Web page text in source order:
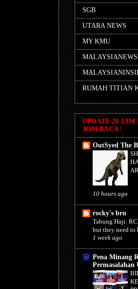
SGB
UTARA NEWS
MY KMU
MALAYSIANEWS
RUMAH TITIAN
UPDATE 24 JAM
JOM BACA !
OutSyed The
10 hours ago
rocky's bru
Tabung Haji:
but they need to
1 week ago
Pena Minang
Permasalahan